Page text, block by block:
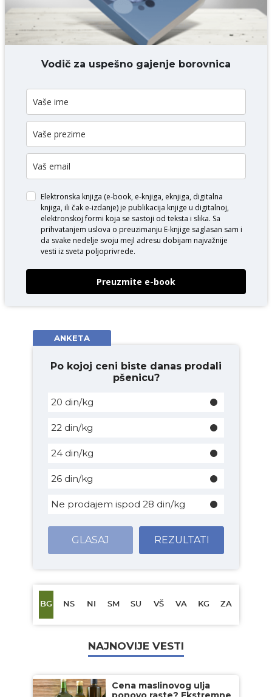
DODAJ KOMENTAR
Vodič za uspešno gajenje borovnica
Elektronska knjiga (e-book, e-knjiga, eknjiga, digitalna
knjiga, ili čak e-izdanje) je publikacija knjige u digitalnoj,
elektronskoj formi koja se sastoji od teksta i slika. Sa
prihvatanjem uslova o preuzimanju E-knjige saglasan sam i
da svake nedelje svoju mejl adresu dobijam najvažnije
vesti iz sveta poljoprivrede.
Preuzmite e-book
ANKETA
Po kojoj ceni biste danas prodali
pšenicu?
20 din/kg
22 din/kg
24 din/kg
26 din/kg
Ne prodajem ispod 28 din/kg
GLASAJ REZULTATI
BG NS NI SM SU VŠ VA KG ZA
NAJNOVIJE VESTI
Cena maslinovog ulja